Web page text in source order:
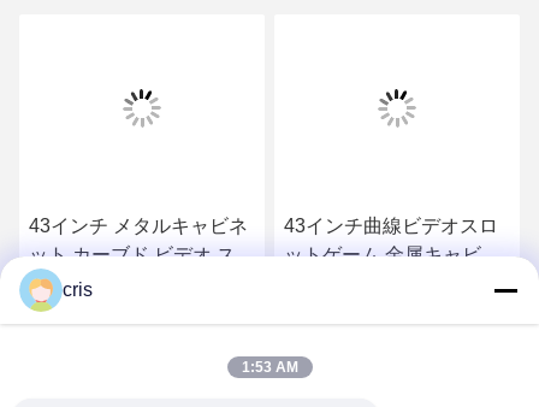
43インチ曲線ビデオスロ
ットゲーム 金属キャビネ
ット ゲームマシン 販売
最もよい価格を得なさい
32インチ曲線ビデオ スキ
ルゲーム メタル スキルゲ
cris
1:53 AM